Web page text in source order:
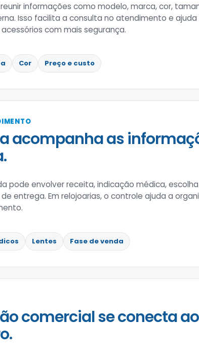
informações como modelo, marca, cor,
Isso facilita a consulta no atendimento e
com mais segurança.
Cor Preço e custo
acompanha as
pode envolver receita, indicação médica,
entrega. Em relojoarias, o controle ajuda a
Lentes Fase de venda
comercial se conecta